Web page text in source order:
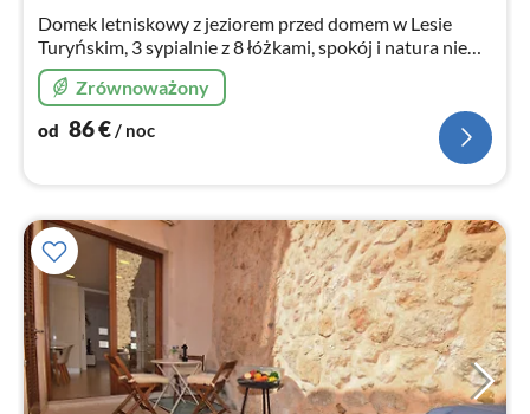
Domek letniskowy z jeziorem przed domem w Lesie
Turyńskim, 3 sypialnie z 8 łóżkami, spokój i natura nie
mają tu końca, sauna, zwierzęta domowe mile widziane.
Zrównoważony
od 86€/ noc